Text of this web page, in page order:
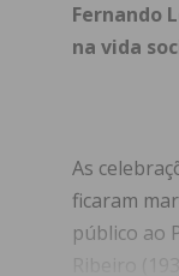
Fernando
na vida
As
ficaram
público ao